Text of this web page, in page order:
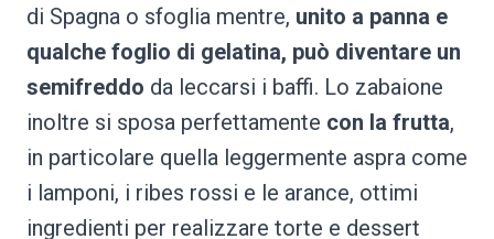
di Spagna o sfoglia mentre, unito a panna e
qualche foglio di gelatina, può diventare un
semifreddo da leccarsi i baffi. Lo zabaione
inoltre si sposa perfettamente con la frutta,
in particolare quella leggermente aspra come
i lamponi, i ribes rossi e le arance, ottimi
ingredienti per realizzare torte e dessert